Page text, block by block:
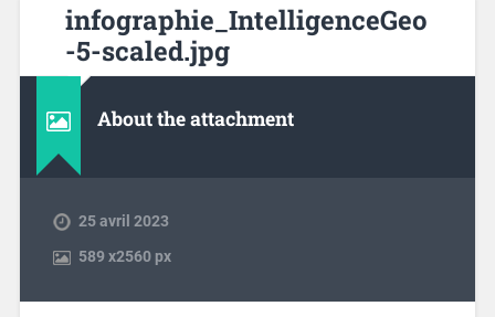
infographie_IntelligenceGeo
-5-scaled.jpg
About the attachment
25 avril 2023
589x2560 px